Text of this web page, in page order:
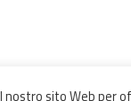
nostro sito Web per